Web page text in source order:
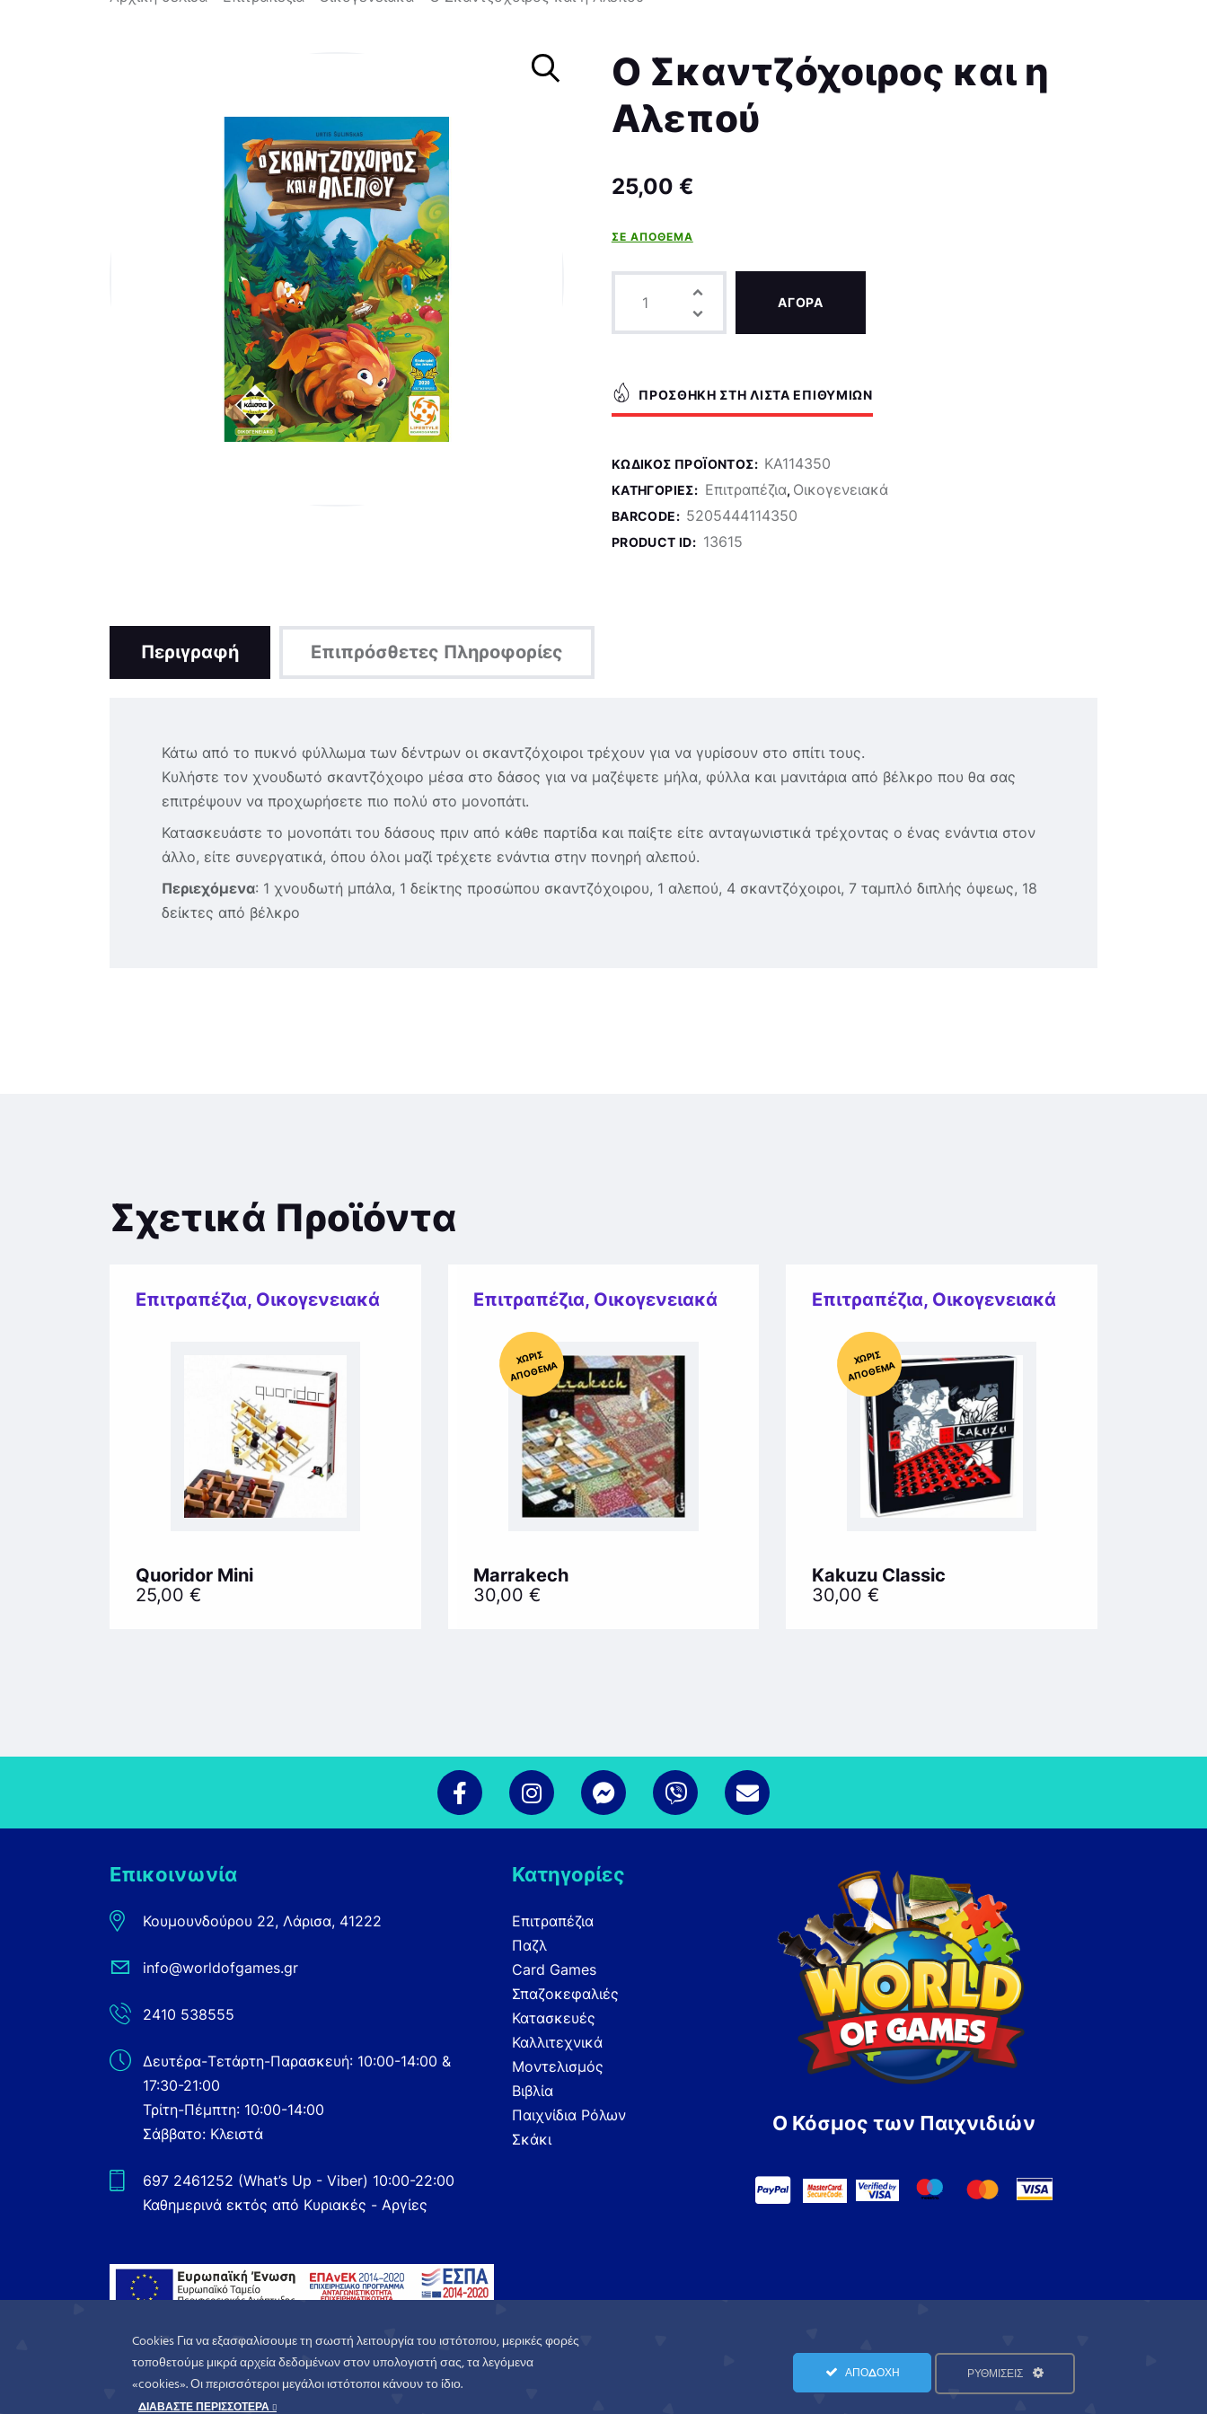
Ο Σκαντζόχοιρος και η
Αλεπού
25,00 €
ΣΕ ΑΠΌΘΕΜΑ
ΑΓΟΡΑ
ΠΡΟΣΘΉΚΗ ΣΤΗ ΛΊΣΤΑ ΕΠΙΘΥΜΙΏΝ
ΚΩΔΙΚΌΣ ΠΡΟΪΌΝΤΟΣ: KA114350
ΚΑΤΗΓΟΡΊΕΣ: Επιτραπέζια, Οικογενειακά
BARCODE: 5205444114350
PRODUCT ID: 13615
Περιγραφή Επιπρόσθετες Πληροφορίες
Κάτω από το πυκνό φύλλωμα των δέντρων οι σκαντζόχοιροι τρέχουν για να γυρίσουν στο σπίτι τους.
Κυλήστε τον χνουδωτό σκαντζόχοιρο μέσα στο δάσος για να μαζέψετε μήλα, φύλλα και μανιτάρια από βέλκρο που θα σας
επιτρέψουν να προχωρήσετε πιο πολύ στο μονοπάτι.
Κατασκευάστε το μονοπάτι του δάσους πριν από κάθε παρτίδα και παίξτε είτε ανταγωνιστικά τρέχοντας ο ένας ενάντια στον
άλλο, είτε συνεργατικά, όπου όλοι μαζί τρέχετε ενάντια στην πονηρή αλεπού.
Περιεχόμενα: 1 χνουδωτή μπάλα, 1 δείκτης προσώπου σκαντζόχοιρου, 1 αλεπού, 4 σκαντζόχοιροι, 7 ταμπλό διπλής όψεως, 18
δείκτες από βέλκρο
Σχετικά Προϊόντα
Επιτραπέζια, Οικογενειακά
Quoridor Mini
25,00 €
Επιτραπέζια, Οικογενειακά
Χ
ΩΡΊΣ
Α
Π
Ό
ΘΕ
ΜΑ
Marrakech
30,00€
Επιτραπέζια, Οικογενειακά
Χ
ΩΡΊΣ
Α
Π
Ό
ΘΕ
ΜΑ
Kakuzu Classic
30,00€
Επικοινωνία
Κουμουνδούρου 22, Λάρισα, 41222
info@worldofgames.gr
2410 538555
Δευτέρα-Τετάρτη-Παρασκευή: 10:00-14:00 &
17:30-21:00
Τρίτη-Πέμπτη: 10:00-14:00
Σάββατο: Κλειστά
697 2461252 (What’s Up - Viber) 10:00-22:00
Καθημερινά εκτός από Κυριακές - Αργίες
Κατηγορίες
Επιτραπέζια
Παζλ
Card Games
Σπαζοκεφαλιές
Κατασκευές
Καλλιτεχνικά
Μοντελισμός
Βιβλία
Παιχνίδια Ρόλων
Σκάκι
Ο Κόσμος των Παιχνιδιών
WorldofGames© 2026. All rights reserved.
Cookies Για να εξασφαλίσουμε τη σωστή λειτουργία του ιστότοπου, μερικές φορές
τοποθετούμε μικρά αρχεία δεδομένων στον υπολογιστή σας, τα λεγόμενα
«cookies». Οι περισσότεροι μεγάλοι ιστότοποι κάνουν το ίδιο.
ΔΙΑΒΑΣΤΕ ΠΕΡΙΣΣΟΤΕΡΑ
ΑΠΟΔΟΧΗ ΡΥΘΜΙΣΕΙΣ